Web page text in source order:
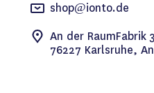
shop@ionto.de
An der RaumFabrik
76227 Karlsruhe,